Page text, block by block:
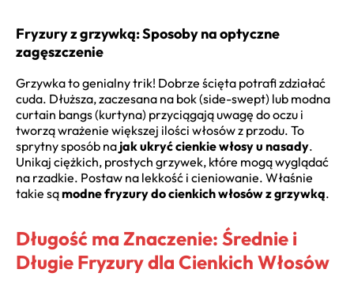
Fryzury z grzywką: Sposoby na optyczne
zagęszczenie
Grzywka to genialny trik! Dobrze ścięta potrafi zdziałać
cuda. Dłuższa, zaczesana na bok (side-swept) lub modna
curtain bangs (kurtyna) przyciągają uwagę do oczu i
tworzą wrażenie większej ilości włosów z przodu. To
sprytny sposób na jak ukryć cienkie włosy u nasady.
Unikaj ciężkich, prostych grzywek, które mogą wyglądać
na rzadkie. Postaw na lekkość i cieniowanie. Właśnie
takie sąmodne fryzury do cienkich włosów z grzywką.
Długość ma Znaczenie: Średnie i
Długie Fryzury dla Cienkich Włosów